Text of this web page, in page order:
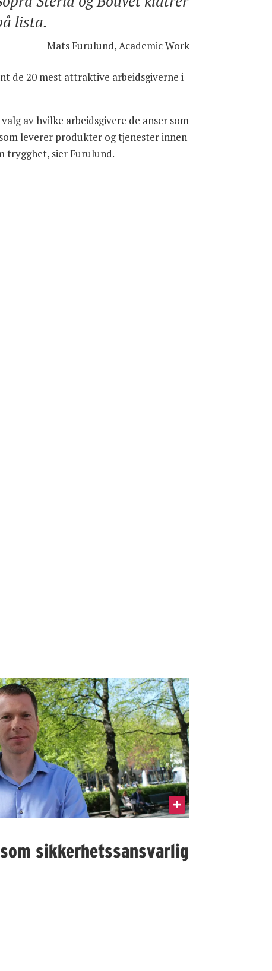
lista.
Mats Furulund, Academic Work
de 20 mest attraktive arbeidsgiverne i
av hvilke arbeidsgivere de anser som
leverer produkter og tjenester innen
trygghet, sier Furulund.
sikkerhetssansvarlig